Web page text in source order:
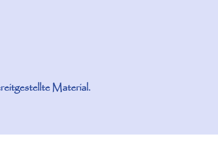
Material.